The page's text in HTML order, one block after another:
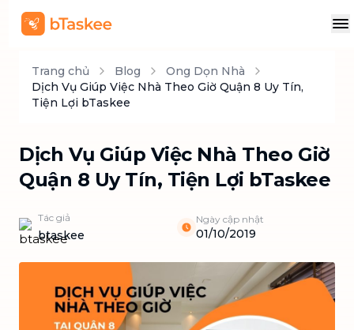
Trang chủ Blog
Ong Dọn Nhà
Dịch Vụ Giúp Việc Nhà Theo Giờ Quận 8 Uy Tín,
Tiện Lợi bTaskee
Dịch Vụ Giúp Việc Nhà Theo Giờ
Quận 8 Uy Tín, Tiện Lợi bTaskee
Tác giả
btaskee
Ngày cập nhật
01/10/2019